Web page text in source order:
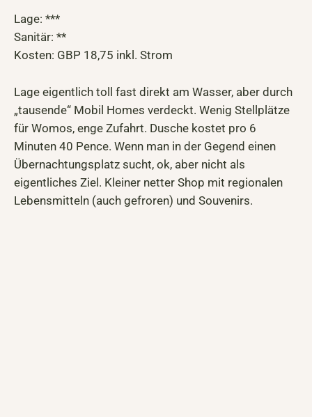
Lage: ***
Sanitär: **
Kosten: GBP 18,75 inkl. Strom
Lage eigentlich toll fast direkt am Wasser, aber durch
„tausende“ Mobil Homes verdeckt. Wenig Stellplätze
für Womos, enge Zufahrt. Dusche kostet pro 6
Minuten 40 Pence. Wenn man in der Gegend einen
Übernachtungsplatz sucht, ok, aber nicht als
eigentliches Ziel. Kleiner netter Shop mit regionalen
Lebensmitteln (auch gefroren) und Souvenirs.